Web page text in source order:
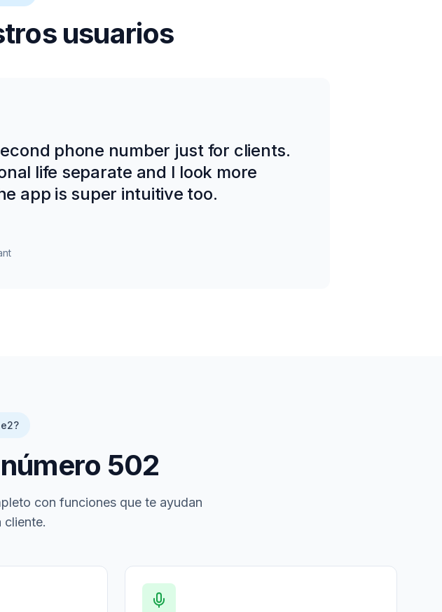
usuarios
phone number just for clients.
life separate and I look more
app is super intuitive too.
502
con funciones que te ayudan
cliente.